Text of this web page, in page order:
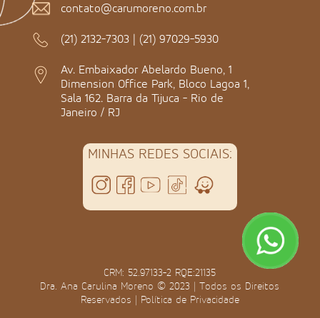
contato@carumoreno.com.br
(21) 2132-7303 | (21) 97029-5930
Av. Embaixador Abelardo Bueno, 1
Dimension Office Park, Bloco Lagoa 1,
Sala 162. Barra da Tijuca - Rio de
Janeiro / RJ
MINHAS REDES SOCIAIS:
CRM: 52.97133-2 RQE:21135
Dra. Ana Carulina Moreno © 2023 | Todos os Direitos
Reservados | Política de Privacidade